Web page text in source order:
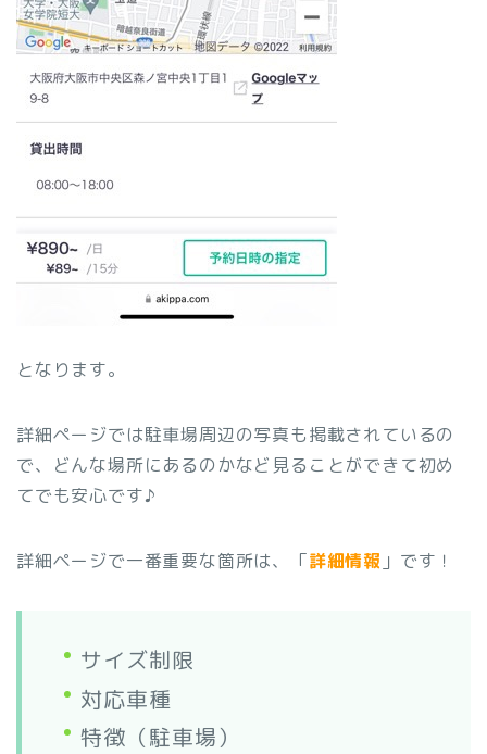
となります。
詳細ページでは駐車場周辺の写真も掲載されているの
で、どんな場所にあるのかなど見ることができて初め
てでも安心です♪
詳細ページで一番重要な箇所は、「詳細情報 」です！
サイズ制限
対応車種
特徴（駐車場）